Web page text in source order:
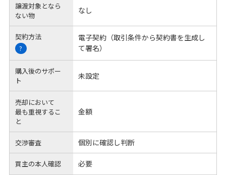
譲渡対象となら
ない物
なし
契約方法
?
電子契約（取引条件から契約書を生成し
て署名）
購入後のサポー
ト
未設定
売却において
最も重視するこ
と
金額
交渉審査 個別に確認し判断
買主の本人確認 必要